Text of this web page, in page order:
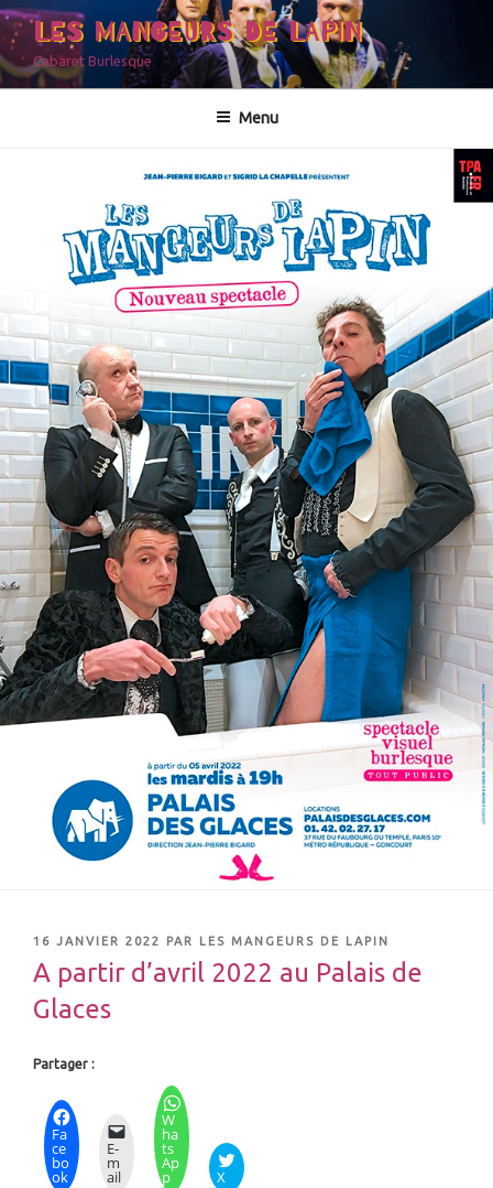
LES MANGEURS DE LAPIN
Cabaret Burlesque
Menu
16 JANVIER 2022 PAR LES MANGEURS DE LAPIN
A partir d’avril 2022 au Palais de
Glaces
Partager :
Fa
ce
bo
ok
E-
m
ail
W
ha
ts
Ap
p X